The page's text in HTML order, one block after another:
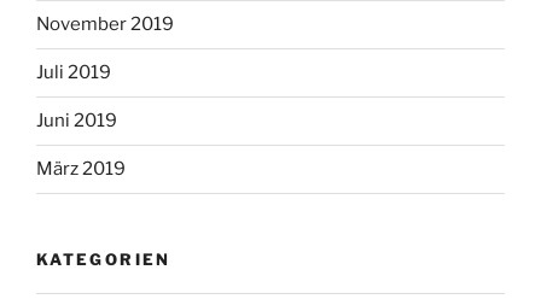
November 2019
Juli 2019
Juni 2019
März 2019
KATEGORIEN